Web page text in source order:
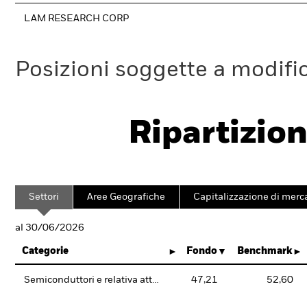
LAM RESEARCH CORP
Posizioni soggette a
Settori Aree Geografiche Capitalizzazione di
al 30/06/2026
Categorie Fondo Benchmark
Semiconduttori e relativa attrezzatura 47,21 52,60